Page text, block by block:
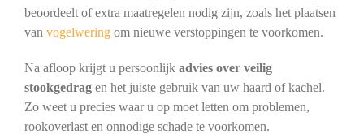
beoordeelt of extra maatregelen nodig zijn, zoals het plaatsen
van vogelweringom nieuwe verstoppingen te voorkomen.
Na afloop krijgt u persoonlijk advies over veilig
stookgedragen het juiste gebruik van uw haard of kachel.
Zo weet u precies waar u op moet letten om problemen,
rookoverlast en onnodige schade te voorkomen.